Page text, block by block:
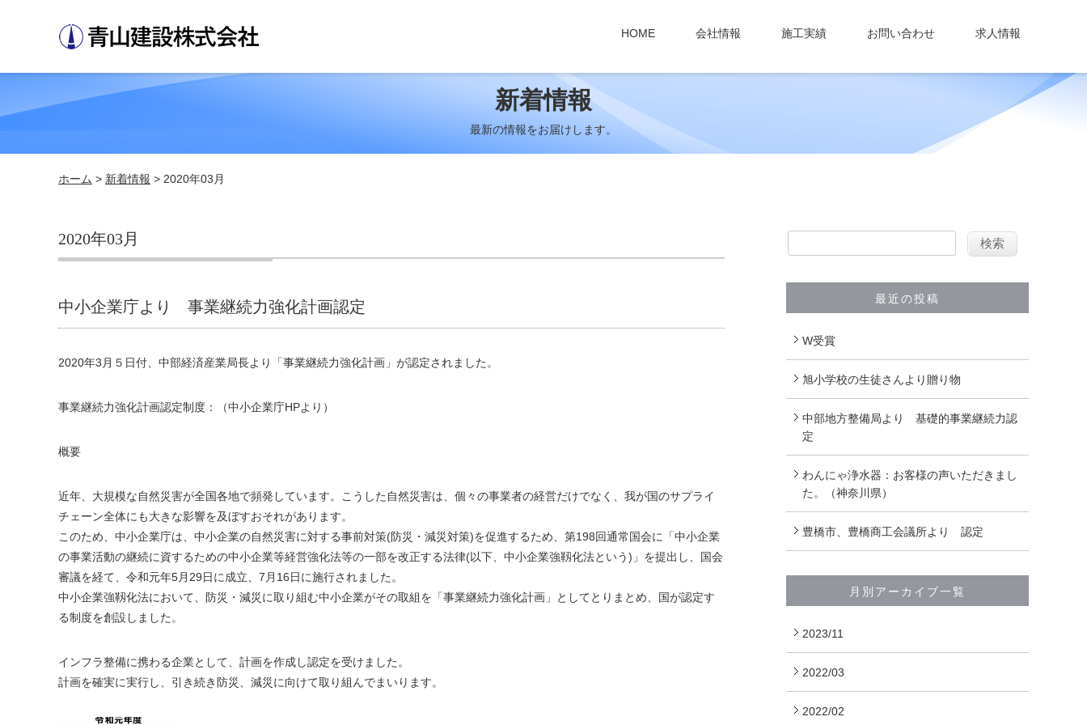
HOME 会社情報 施工実績 お問い合わせ 求人情報
新着情報
最新の情報をお届けします。
ホーム > 新着情報 > 2020年03月
2020年03月
中小企業庁より 事業継続力強化計画認定
2020年3月５日付、中部経済産業局長より「事業継続力強化計画」が認定されました。
事業継続力強化計画認定制度：（中小企業庁HPより）
概要
近年、大規模な自然災害が全国各地で頻発しています。こうした自然災害は、個々の事業者の経営だけでなく、我が国のサプライ
チェーン全体にも大きな影響を及ぼすおそれがあります。
このため、中小企業庁は、中小企業の自然災害に対する事前対策(防災・減災対策)を促進するため、第198回通常国会に「中小企業
の事業活動の継続に資するための中小企業等経営強化法等の一部を改正する法律(以下、中小企業強靱化法という)」を提出し、国会
審議を経て、令和元年5月29日に成立、7月16日に施行されました。
中小企業強靱化法において、防災・減災に取り組む中小企業がその取組を「事業継続力強化計画」としてとりまとめ、国が認定す
る制度を創設しました。
インフラ整備に携わる企業として、計画を作成し認定を受けました。
計画を確実に実行し、引き続き防災、減災に向けて取り組んでまいります。
最近の投稿
W受賞
旭小学校の生徒さんより贈り物
中部地方整備局より 基礎的事業継続力認
定
わんにゃ浄水器：お客様の声いただきまし
た。（神奈川県）
豊橋市、豊橋商工会議所より 認定
月別アーカイブ一覧
2023/11
2022/03
2022/02